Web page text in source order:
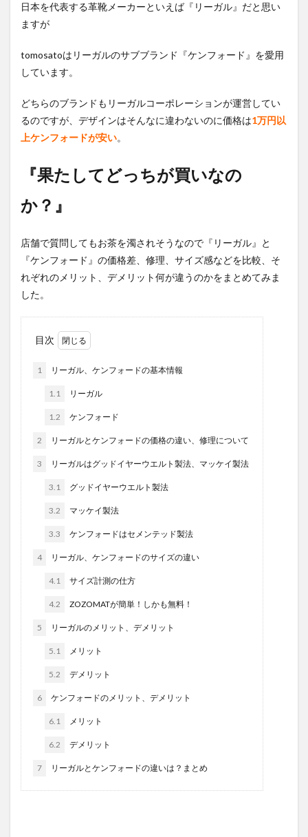
日本を代表する革靴メーカーといえば『リーガル』だと思い
ますが
tomosatoはリーガルのサブブランド『ケンフォード』を愛用
しています。
どちらのブランドもリーガルコーポレーションが運営してい
るのですが、デザインはそんなに違わないのに価格は1万円以
上ケンフォードが安い。
『果たしてどっちが買いなの
か？』
店舗で質問してもお茶を濁されそうなので『リーガル』と
『ケンフォード』の価格差、修理、サイズ感などを比較、そ
れぞれのメリット、デメリット何が違うのかをまとめてみま
した。
目次
1 リーガル、ケンフォードの基本情報
1.1 リーガル
1.2 ケンフォード
2 リーガルとケンフォードの価格の違い、修理について
3 リーガルはグッドイヤーウエルト製法、マッケイ製法
3.1 グッドイヤーウエルト製法
3.2 マッケイ製法
3.3 ケンフォードはセメンテッド製法
4 リーガル、ケンフォードのサイズの違い
4.1 サイズ計測の仕方
4.2 ZOZOMATが簡単！しかも無料！
5 リーガルのメリット、デメリット
5.1 メリット
5.2 デメリット
6 ケンフォードのメリット、デメリット
6.1 メリット
6.2 デメリット
7 リーガルとケンフォードの違いは？まとめ